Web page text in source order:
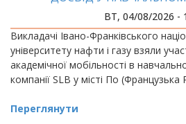
ВТ, 04/08/2026 -
Викладачі Івано-Франківського
університету нафти і газу взяли
академічної мобільності в
компанії SLB у місті По (Французька
Переглянути